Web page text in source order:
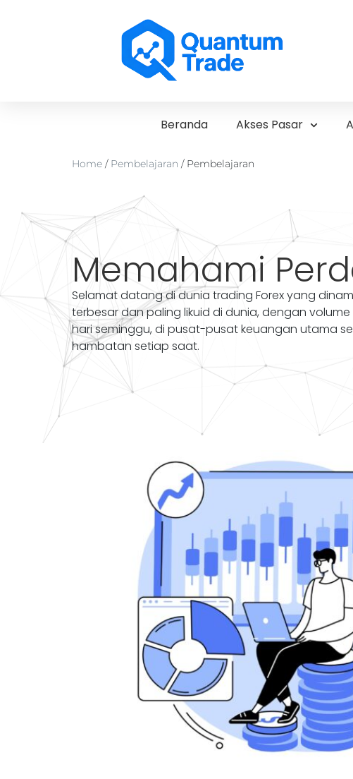
Beranda Akses Pasar
Home / Pembelajaran / Pembelajaran
Memahami
Selamat datang di dunia trading Forex yang
terbesar dan paling likuid di dunia, dengan
hari seminggu, di pusat-pusat keuangan utama
hambatan setiap saat.